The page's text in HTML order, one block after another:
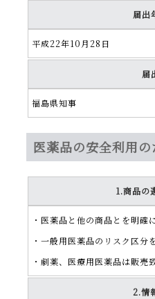
届出
平成22年10月28日
届
福島県知事
医薬品の安全利用
1.商品の
・医薬品と他の商品とを明確
・一般用医薬品のリスク区分
・劇薬、医療用医薬品は販売
2.情